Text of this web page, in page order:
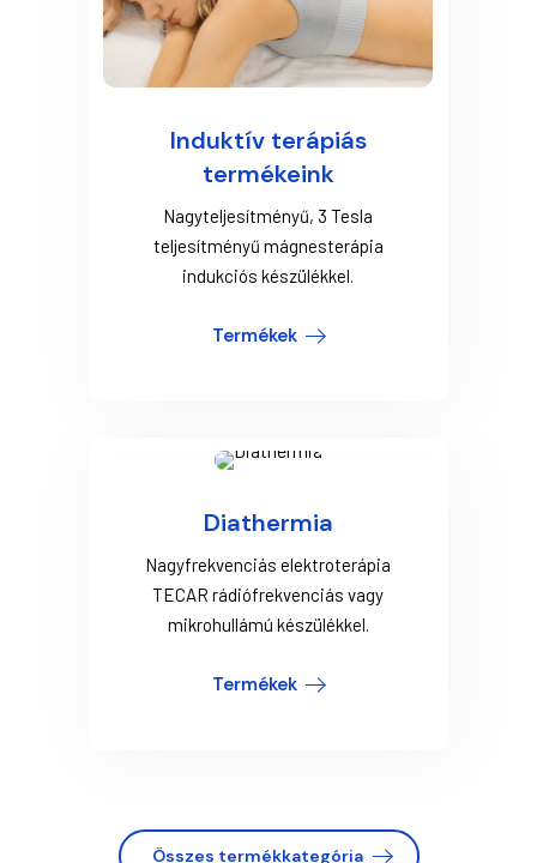
Induktív terápiás
termékeink
Nagyteljesítményű, 3 Tesla
teljesítményű mágnesterápia
indukciós készülékkel.
Termékek
Diathermia
Nagyfrekvenciás elektroterápia
TECAR rádiófrekvenciás vagy
mikrohullámú készülékkel.
Termékek
Összes termékkategória